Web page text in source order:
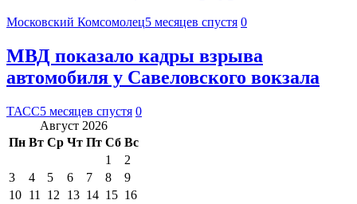
Московский Комсомолец5 месяцев спустя 0
МВД показало кадры взрыва
автомобиля у Савеловского вокзала
ТАСС5 месяцев спустя 0
Август 2026
Пн Вт Ср Чт Пт Сб Вс
1
2
3
4 5 6 7 8
9
10 11 12 13 14 15 16